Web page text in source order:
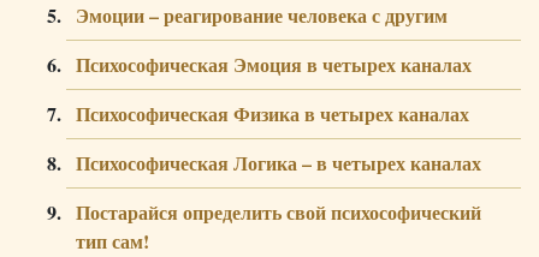
Эмоции – реагирование человека с другим
Психософическая Эмоция в четырех каналах
Психософическая Физика в четырех каналах
Психософическая Логика – в четырех каналах
Постарайся определить свой психософический
тип сам!